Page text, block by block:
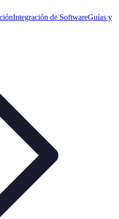
Integración de SoftwareGuías y